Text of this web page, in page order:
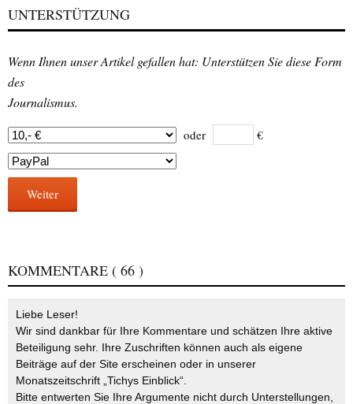
UNTERSTÜTZUNG
Wenn Ihnen unser Artikel gefallen hat: Unterstützen Sie diese Form
des
Journalismus.
oder €
Weiter
KOMMENTARE ( 66 )
Liebe Leser!
Wir sind dankbar für Ihre Kommentare und schätzen Ihre aktive
Beteiligung sehr. Ihre Zuschriften können auch als eigene
Beiträge auf der Site erscheinen oder in unserer
Monatszeitschrift „Tichys Einblick“.
Bitte entwerten Sie Ihre Argumente nicht durch Unterstellungen,